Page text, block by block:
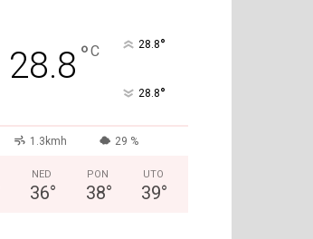
28.8 °C 28.8°
28.8°
1.3kmh 29 %
NED
36°
PON
38°
UTO
39°